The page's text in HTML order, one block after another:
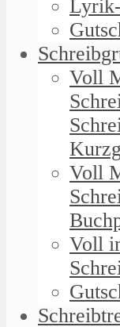
Voll
Voll
Voll